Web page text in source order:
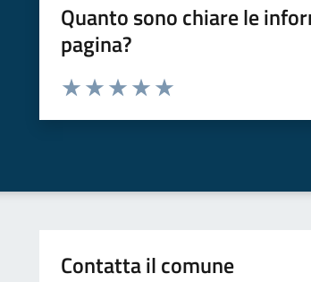
Quanto sono chiare le
pagina?
Valuta da 1 a 5 stelle la pagina
Contatta il comune